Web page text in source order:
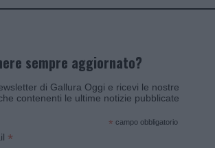
sempre aggiornato?
di Gallura Oggi e ricevi le nostre
contenenti le ultime notizie pubblicate
* campo obbligatorio
*